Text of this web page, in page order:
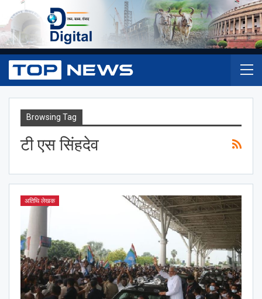
Browsing Tag
टी एस सिंहदेव
अतिथि लेखक